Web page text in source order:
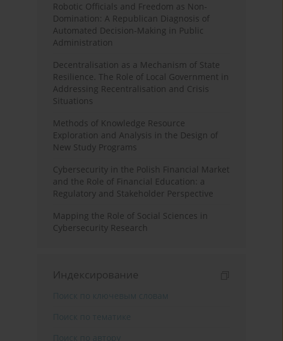
Robotic Officials and Freedom as Non-
Domination: A Republican Diagnosis of
Automated Decision-Making in Public
Administration
Decentralisation as a Mechanism of State
Resilience. The Role of Local Government in
Addressing Recentralisation and Crisis
Situations
Methods of Knowledge Resource
Exploration and Analysis in the Design of
New Study Programs
Cybersecurity in the Polish Financial Market
and the Role of Financial Education: a
Regulatory and Stakeholder Perspective
Mapping the Role of Social Sciences in
Cybersecurity Research
Индексирование